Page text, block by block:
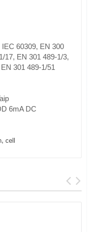
60309, EN 300
17, EN 301 489-1/3,
301 489-1/51
6mA DC
, cell